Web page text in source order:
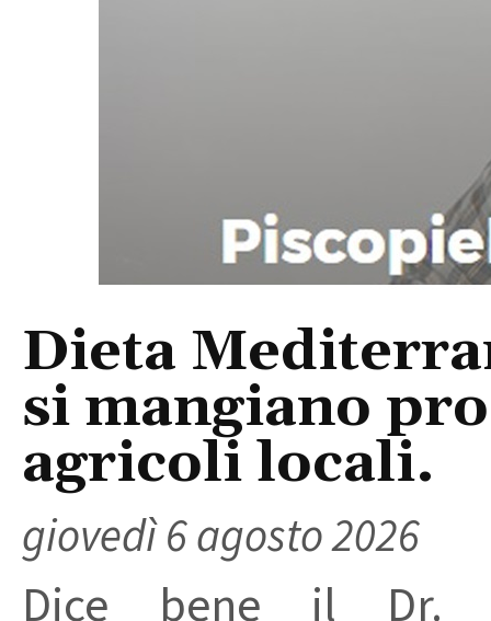
Dieta
si mangiano
agricoli locali.
giovedì 6 agosto 2026
Dice bene il Dr.